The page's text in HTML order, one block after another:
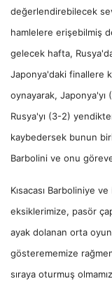
değerlendirebilecek
hamlelere erişebilmiş
gelecek hafta,
Japonya'daki finallere
oynayarak,
Rusya'yı (3-2)
kaybedersek bunun
Barbolini ve onu
Kısacası Barboliniye
eksiklerimize, pasör
ayak dolanan orta
gösterememize
sıraya oturmuş